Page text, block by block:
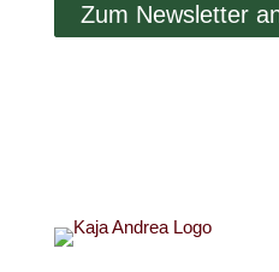
Zum Newsletter